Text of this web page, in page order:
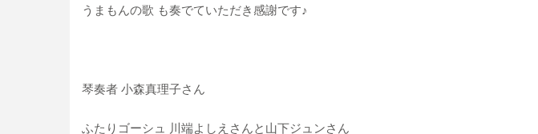
うまもんの歌 も奏でていただき感謝です♪
琴奏者 小森真理子さん
ふたりゴーシュ 川端よしえさんと山下ジュンさん